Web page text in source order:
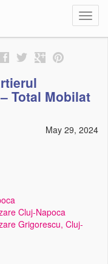
Total Mobilat
May 29, 2024
Cluj-Napoca
Grigorescu, Cluj-